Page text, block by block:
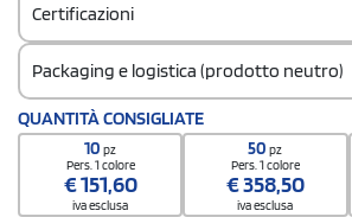
Certificazioni
Packaging e logistica (prodotto neutro)
Codice doganale
65050030
QUANTITÀ CONSIGLIATE
10pz
Pers. 1 colore
€151,60
iva esclusa
50pz
Pers. 1 colore
€358,50
iva esclusa